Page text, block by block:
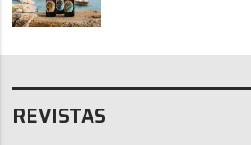
REVISTAS